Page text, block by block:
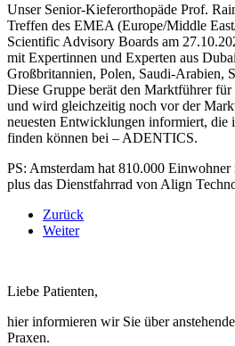
Unser Senior-Kieferorthopäde Prof.
Treffen des EMEA (Europe/Middle
Scientific Advisory Boards am
mit Expertinnen und Experten aus
Großbritannien, Polen, Saudi-Arabien,
Diese Gruppe berät den Marktführer für
und wird gleichzeitig noch vor der
neuesten Entwicklungen informiert, die
finden können bei – ADENTICS.
PS: Amsterdam hat 810.000
plus das Dienstfahrrad von Align
Zurück
Weiter
Liebe Patienten,
hier informieren wir Sie über
Praxen.